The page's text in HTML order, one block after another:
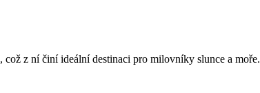
z ní činí ideální destinaci pro milovníky slunce a moře.